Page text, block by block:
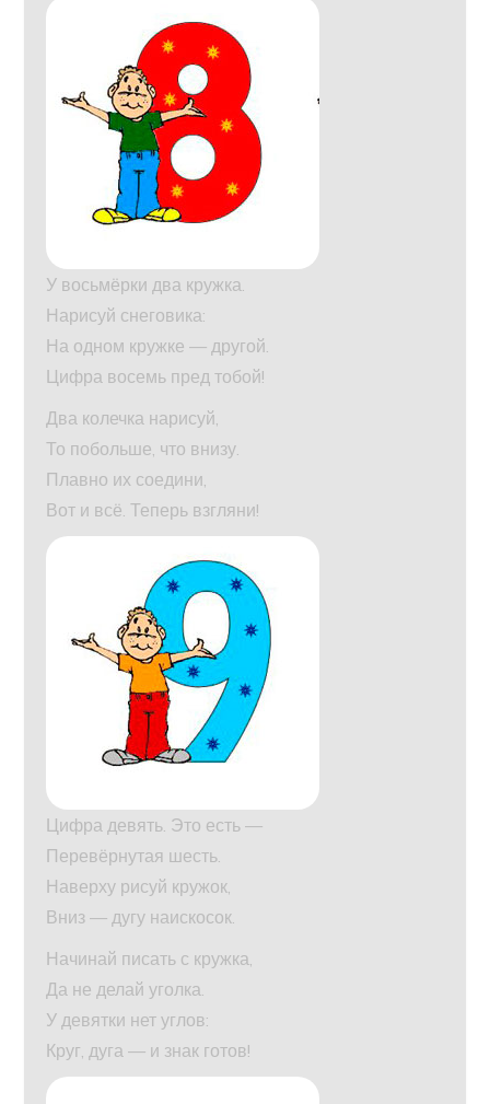
У восьмёрки два кружка.
Нарисуй снеговика:
На одном кружке — другой.
Цифра восемь пред тобой!
Два колечка нарисуй,
То побольше, что внизу.
Плавно их соедини,
Вот и всё. Теперь взгляни!
Цифра девять. Это есть —
Перевёрнутая шесть.
Наверху рисуй кружок,
Вниз — дугу наискосок.
Начинай писать с кружка,
Да не делай уголка.
У девятки нет углов:
Круг, дуга — и знак готов!